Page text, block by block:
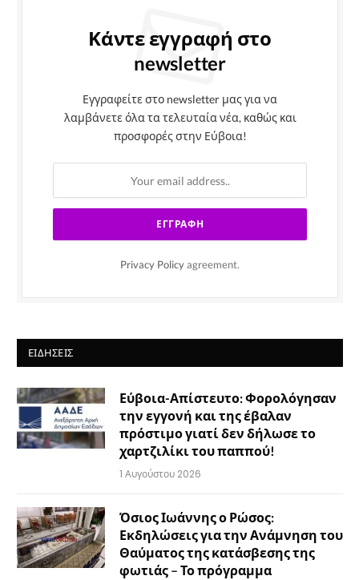
Κάντε εγγραφή στο
newsletter
Εγγραφείτε στο newsletter μας για να
λαμβάνετε όλα τα τελευταία νέα, καθώς και
προσφορές στην Εύβοια!
Privacy Policy agreement.
ΕΙΔΉΣΕΙΣ
Εύβοια-Απίστευτο: Φορολόγησαν
την εγγονή και της έβαλαν
πρόστιμο γιατί δεν δήλωσε το
χαρτζιλίκι του παππού!
1 Αυγούστου 2026
Όσιος Ιωάννης ο Ρώσος:
Εκδηλώσεις για την Ανάμνηση του
Θαύματος της κατάσβεσης της
φωτιάς – Το πρόγραμμα